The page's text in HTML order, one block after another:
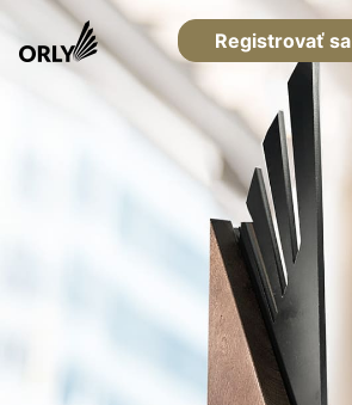
Registrovať sa